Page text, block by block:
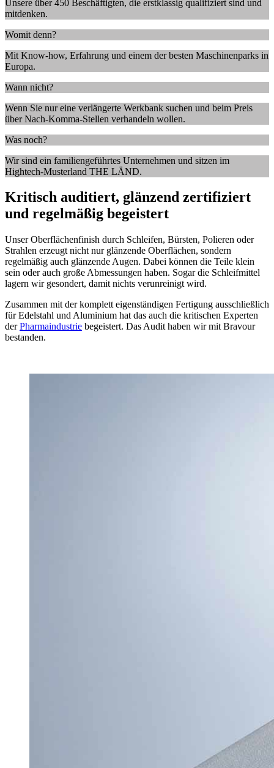
Unsere über 450 Beschäftigten, die erstklassig qualifiziert sind und
mitdenken.
Womit denn?
Mit Know-how, Erfahrung und einem der besten Maschinenparks in
Europa.
Wann nicht?
Wenn Sie nur eine verlängerte Werkbank suchen und beim Preis
über Nach-Komma-Stellen verhandeln wollen.
Was noch?
Wir sind ein familiengeführtes Unternehmen und sitzen im
Hightech-Musterland THE LÄND.
Kritisch auditiert, glänzend zertifiziert
und regelmäßig begeistert
Unser Oberflächenfinish durch Schleifen, Bürsten, Polieren oder
Strahlen erzeugt nicht nur glänzende Oberflächen, sondern
regelmäßig auch glänzende Augen. Dabei können die Teile klein
sein oder auch große Abmessungen haben. Sogar die Schleifmittel
lagern wir gesondert, damit nichts verunreinigt wird.
Zusammen mit der komplett eigenständigen Fertigung ausschließlich
für Edelstahl und Aluminium hat das auch die kritischen Experten
derPharmaindustrie begeistert. Das Audit haben wir mit Bravour
bestanden.